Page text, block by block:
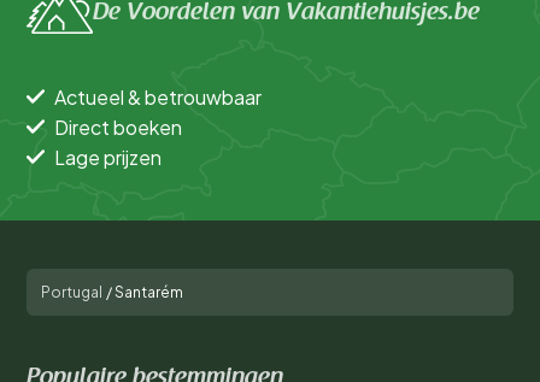
De Voordelen van Vakantiehuisjes.be
Actueel & betrouwbaar
Direct boeken
Lage prijzen
Portugal /Santarém